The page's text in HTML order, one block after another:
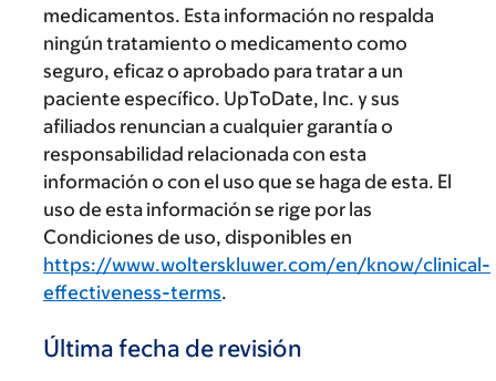
medicamentos. Esta información no respalda
ningún tratamiento o medicamento como
seguro, eficaz o aprobado para tratar a un
paciente específico. UpToDate, Inc. y sus
afiliados renuncian a cualquier garantía o
responsabilidad relacionada con esta
información o con el uso que se haga de esta. El
uso de esta información se rige por las
Condiciones de uso, disponibles en
https://www.wolterskluwer.com/en/know/clinical-
effectiveness-terms.
Última fecha de revisión